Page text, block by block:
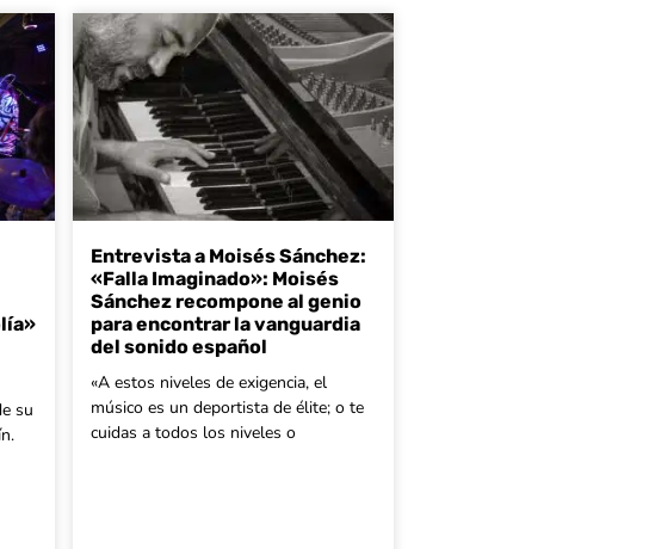
su
Entrevista a Moisés Sánchez:
«Falla Imaginado»: Moisés
Sánchez recompone al genio
para encontrar la vanguardia
del sonido español
«A estos niveles de exigencia, el
músico es un deportista de élite; o te
cuidas a todos los niveles o